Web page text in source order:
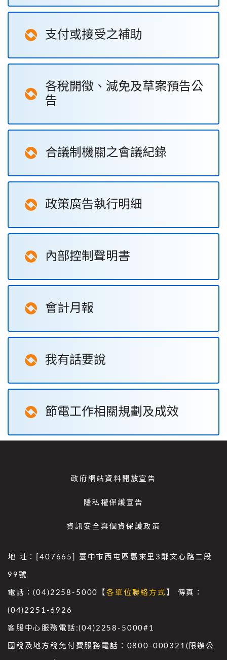
支付或接受之補助
各稅開徵、減免及草案預告公
告
合議制機關之會議紀錄
政策廣告執行明細
內部控制聲明書
會計月報
我有話要說
節電工作相關規劃及成效
政府網站資料開放宣告
隱私權保護宣告
資訊安全與個資保護政策
地 址：[407665] 臺中市西屯區惠來里3鄰文心路二段
99號
電話：(04)2258-5000【各單位聯絡方式 】 傳真：
(04)2251-6926
客服中心服務電話:(04)2258-5000#1
國稅及地方稅免付費服務電話：0800-000321(限辦公